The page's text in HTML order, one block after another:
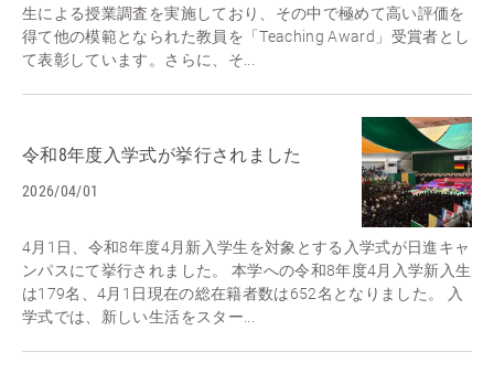
生による授業調査を実施しており、その中で極めて高い評価を
得て他の模範となられた教員を「Teaching Award」受賞者とし
て表彰しています。さらに、そ...
令和8年度入学式が挙行されました
2026/04/01
4月1日、令和8年度4月新入学生を対象とする入学式が日進キャ
ンパスにて挙行されました。 本学への令和8年度4月入学新入生
は179名、4月1日現在の総在籍者数は652名となりました。 入
学式では、新しい生活をスター...